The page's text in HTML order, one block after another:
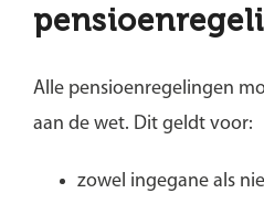
Alle pensioenregelingen
aan de wet. Dit geldt voor:
zowel ingegane als